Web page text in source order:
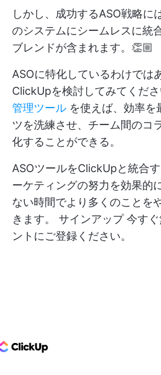
しかし、成功するASO戦略に
のシステムにシームレスに統
ブレンドが含まれます。👏🏼
ASOに特化しているわけでは
ClickUpを検討してみてくださ
管理ツール を使えば、効率を
ツを洗練させ、チーム間のコ
化することができる。
ASOツールをClickUpと統合
ーケティングの努力を効果的
ない時間でより多くのことを
きます。 サインアップ今すぐ
ントにご登録ください。
Logo